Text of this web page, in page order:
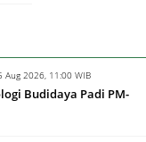
Aug 2026, 11:00 WIB
Budidaya Padi PM-